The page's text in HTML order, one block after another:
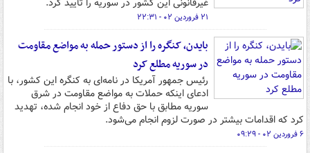
۲۱ فروردین ۰۲ - ۲۲:۳۱
بایدن، کنگره را از دستور حمله به مواضع مقاومت
در سوریه مطلع کرد
رئیس جمهور آمریکا در نامه‌ای به کنگره این کشور، با
ادعای اینکه حملات به مواضع مقاومت در شرق
سوریه مطابق با حق دفاع از خود انجام شده، تهدید
کرد که اقدامات بیشتر در صورت لزوم انجام می‌شود.
۶ فروردین ۰۲ - ۰۹:۲۹